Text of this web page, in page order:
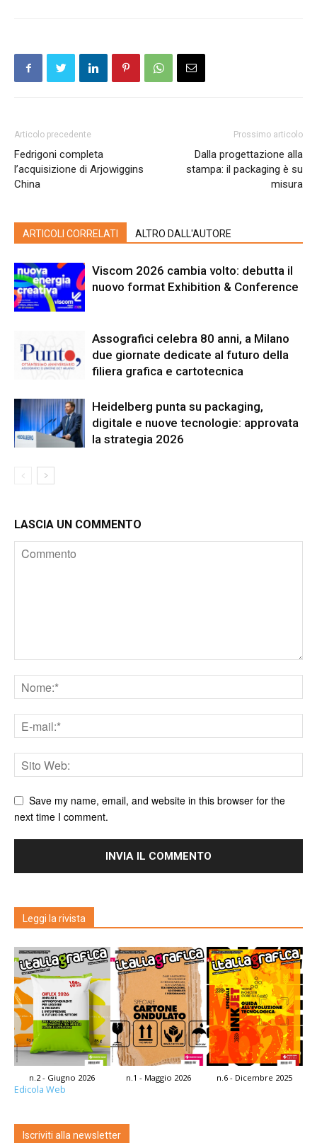
Articolo precedente
Fedrigoni completa
l’acquisizione di Arjowiggins
China
Prossimo articolo
Dalla progettazione alla
stampa: il packaging è su
misura
ARTICOLI CORRELATI ALTRO DALL'AUTORE
Viscom 2026 cambia volto: debutta il
nuovo format Exhibition & Conference
Assografici celebra 80 anni, a Milano
due giornate dedicate al futuro della
filiera grafica e cartotecnica
Heidelberg punta su packaging,
digitale e nuove tecnologie: approvata
la strategia 2026
LASCIA UN COMMENTO
Save my name, email, and website in this browser for the
next time I comment.
Leggi la rivista
n.2 - Giugno 2026 n.1 - Maggio 2026 n.6 - Dicembre 2025
Edicola Web
Iscriviti alla newsletter